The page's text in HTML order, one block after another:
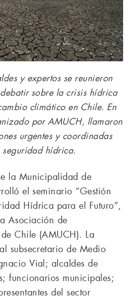
y expertos se reunieron
sobre la crisis hídrica
climático en Chile. En
por AMUCH, llamaron
urgentes y coordinadas
hídrica.
la Municipalidad de
el seminario “Gestión
Hídrica para el Futuro”,
Asociación de
Chile (AMUCH). La
subsecretario de Medio
Vial; alcaldes de
funcionarios municipales;
del sector